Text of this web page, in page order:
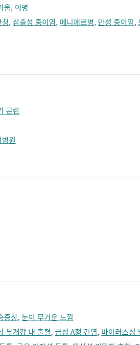
움, 이명
, 삼출성 중이염, 메니에르병, 만성 중이염,
곤란
원
증상,눈이 무거운 느낌
두개강 내 출혈,급성 A형 간염, 바이러스성